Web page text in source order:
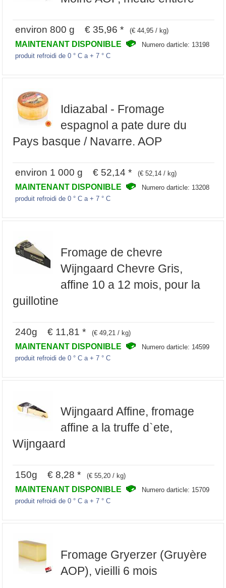
environ 800 g € 35,96 * (€ 44,95 / kg)
MAINTENANT DISPONIBLE
Numero darticle: 13198
produit refroidi de 0 ° C a + 7 ° C
Idiazabal - Fromage
espagnol a pate dure du
Pays basque / Navarre. AOP
environ 1 000 g € 52,14 * (€ 52,14 / kg)
MAINTENANT DISPONIBLE
Numero darticle: 13208
produit refroidi de 0 ° C a + 7 ° C
Fromage de chevre
Wijngaard Chevre Gris,
affine 10 a 12 mois, pour la
guillotine
240g € 11,81 * (€ 49,21 / kg)
MAINTENANT DISPONIBLE
Numero darticle: 14599
produit refroidi de 0 ° C a + 7 ° C
Wijngaard Affine, fromage
affine a la truffe d`ete,
Wijngaard
150g € 8,28 * (€ 55,20 / kg)
MAINTENANT DISPONIBLE
Numero darticle: 15709
produit refroidi de 0 ° C a + 7 ° C
Fromage Gryerzer (Gruyère
AOP), vieilli 6 mois